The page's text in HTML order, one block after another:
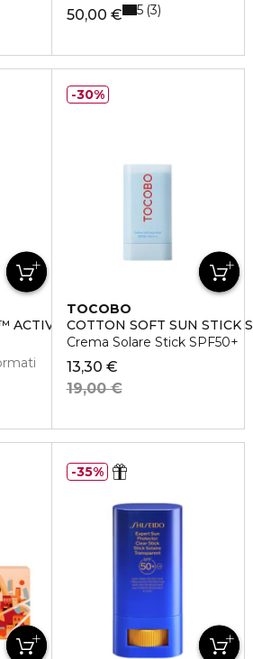
50,00 € 5 3
ACTIVE GLOW
TOCOBO
COTTON SOFT SUN STICK
Crema Solare Stick SPF50+
13,30 €
19,00 €
30%
35%